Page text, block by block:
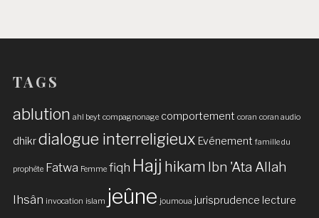
TAGS
ablution ahl beyt compagnonage comportement coran coran audio
dhikrdialogue interreligieux Evénement famille du
prophète Fatwa Femme fiqh Hajj hikam Ibn 'Ata Allah
Ihsân invocation islam jeûne joumoua jurisprudence lecture